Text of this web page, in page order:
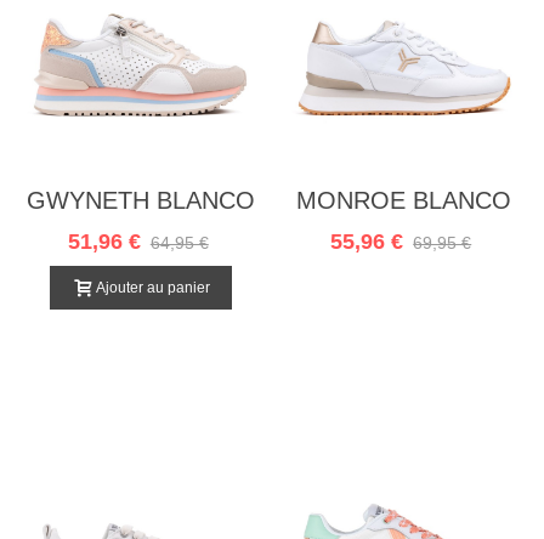
GWYNETH BLANCO
51,96 € 64,95 €
Ajouter au panier
MONROE BLANCO
55,96 € 69,95 €